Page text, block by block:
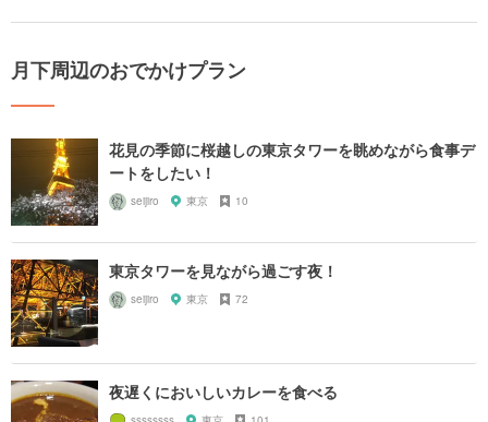
月下周辺のおでかけプラン
花見の季節に桜越しの東京タワーを眺めながら食事デ
ートをしたい！
seijiro 東京 10
東京タワーを見ながら過ごす夜！
seijiro 東京 72
夜遅くにおいしいカレーを食べる